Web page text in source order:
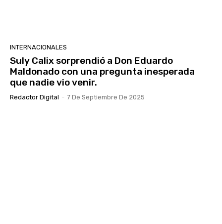
INTERNACIONALES
Suly Calix sorprendió a Don Eduardo
Maldonado con una pregunta inesperada
que nadie vio venir.
Redactor Digital - 7 De Septiembre De 2025